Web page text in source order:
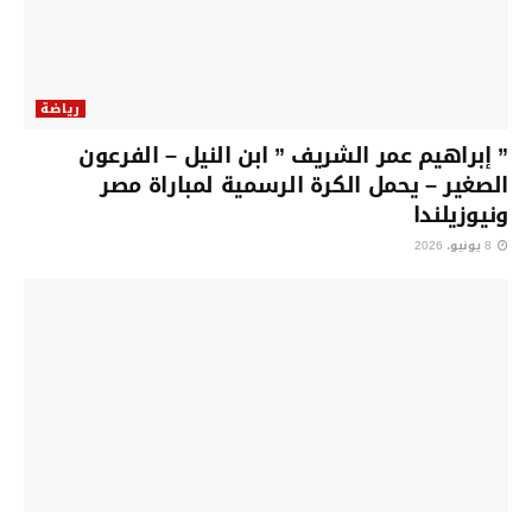
رياضة
” إبراهيم عمر الشريف ” ابن النيل – الفرعون
الصغير – يحمل الكرة الرسمية لمباراة مصر
ونيوزيلندا